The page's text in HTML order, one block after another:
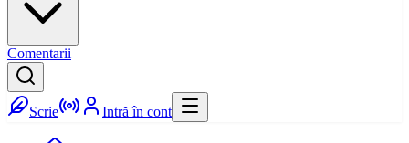
Comentarii
Scrie Intră în cont